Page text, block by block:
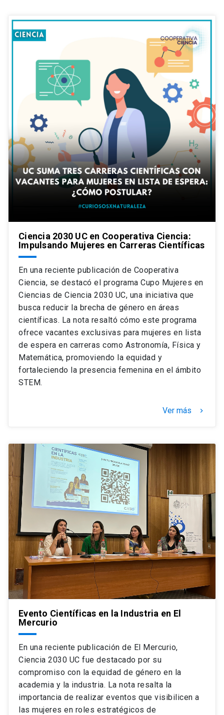
Ciencia 2030 UC en Cooperativa Ciencia:
Impulsando Mujeres en Carreras Científicas
En una reciente publicación de Cooperativa
Ciencia, se destacó el programa Cupo Mujeres en
Ciencias de Ciencia 2030 UC, una iniciativa que
busca reducir la brecha de género en áreas
científicas. La nota resaltó cómo este programa
ofrece vacantes exclusivas para mujeres en lista
de espera en carreras como Astronomía, Física y
Matemática, promoviendo la equidad y
fortaleciendo la presencia femenina en el ámbito
STEM.
Ver más keyboard_arrow_right
Evento Científicas en la Industria en El
Mercurio
En una reciente publicación de El Mercurio,
Ciencia 2030 UC fue destacado por su
compromiso con la equidad de género en la
academia y la industria. La nota resalta la
importancia de realizar eventos que visibilicen a
las mujeres en roles estratégicos de